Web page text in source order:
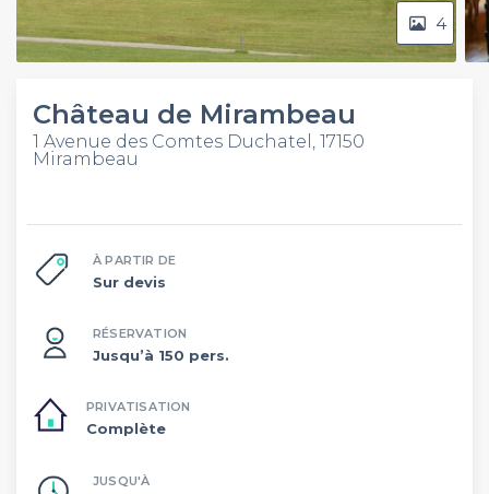
4
Château de Mirambeau
1 Avenue des Comtes Duchatel, 17150
Mirambeau
À PARTIR DE
Sur devis
RÉSERVATION
Jusqu’à 150 pers.
PRIVATISATION
Complète
JUSQU'À